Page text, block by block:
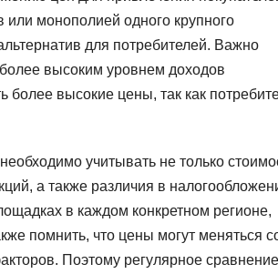
или монополией одного крупного
для потребителей. Важно
высоким уровнем доходов
более высокие цены, так как
учитывать не только
а также различия в
в каждом конкретном регионе,
помнить, что цены могут меняться
Поэтому регулярное сравнение